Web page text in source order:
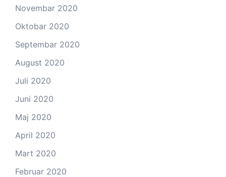
Novembar 2020
Oktobar 2020
Septembar 2020
August 2020
Juli 2020
Juni 2020
Maj 2020
April 2020
Mart 2020
Februar 2020